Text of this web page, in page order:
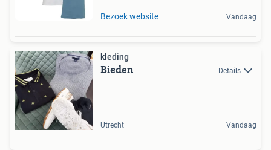
Bezoek website Vandaag
kleding
Bieden Details
Utrecht Vandaag